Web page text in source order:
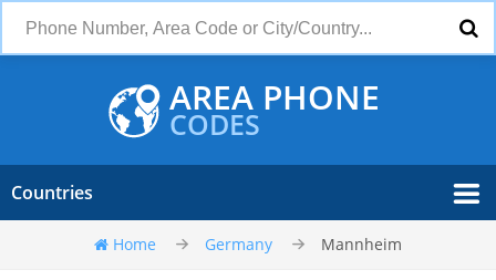
AREA PHONE
CODES
Countries
Home Germany Mannheim